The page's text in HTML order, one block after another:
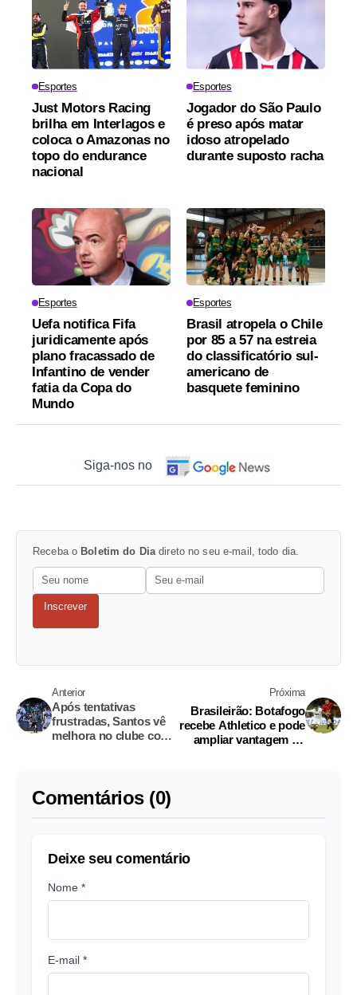
Esportes
Just Motors Racing
brilha em Interlagos e
coloca o Amazonas no
topo do endurance
nacional
Esportes
Jogador do São Paulo
é preso após matar
idoso atropelado
durante suposto racha
Esportes
Uefa notifica Fifa
juridicamente após
plano fracassado de
Infantino de vender
fatia da Copa do
Mundo
Esportes
Brasil atropela o Chile
por 85 a 57 na estreia
do classificatório sul-
americano de
basquete feminino
Siga-nos no
Receba o Boletim do Diadireto no seu e-mail, todo dia.
Inscrever
Anterior
Após tentativas
frustradas, Santos vê
melhora no clube com
Próxima
Brasileirão: Botafogo
recebe Athletico e pode
ampliar vantagem no
Comentários (0)
Deixe seu comentário
Nome *
E-mail *